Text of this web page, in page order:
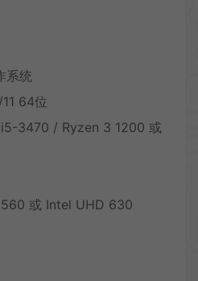
系统
64位
3470 / Ryzen 3 1200 或
或 Intel UHD 630